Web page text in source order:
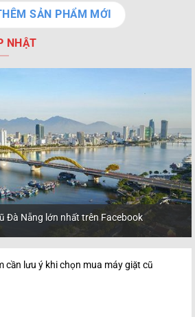
SẢN PHẨM MỚI
NHẬT
Đà Nẵng lớn nhất trên Facebook
cần lưu ý khi chọn mua máy giặt cũ